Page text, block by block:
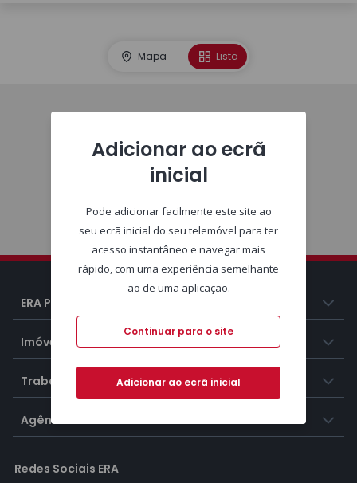
Mapa Lista
ERA Portugal
Imóveis
Trabalhar na ERA
Agências ERA
Redes Sociais ERA
Adicionar ao ecrã
inicial
Pode adicionar facilmente este site ao
seu ecrã inicial do seu telemóvel para ter
acesso instantâneo e navegar mais
rápido, com uma experiência semelhante
ao de uma aplicação.
Continuar para o site
Adicionar ao ecrã inicial